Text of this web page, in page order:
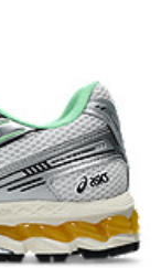
durability.
of the
dyeing
45%